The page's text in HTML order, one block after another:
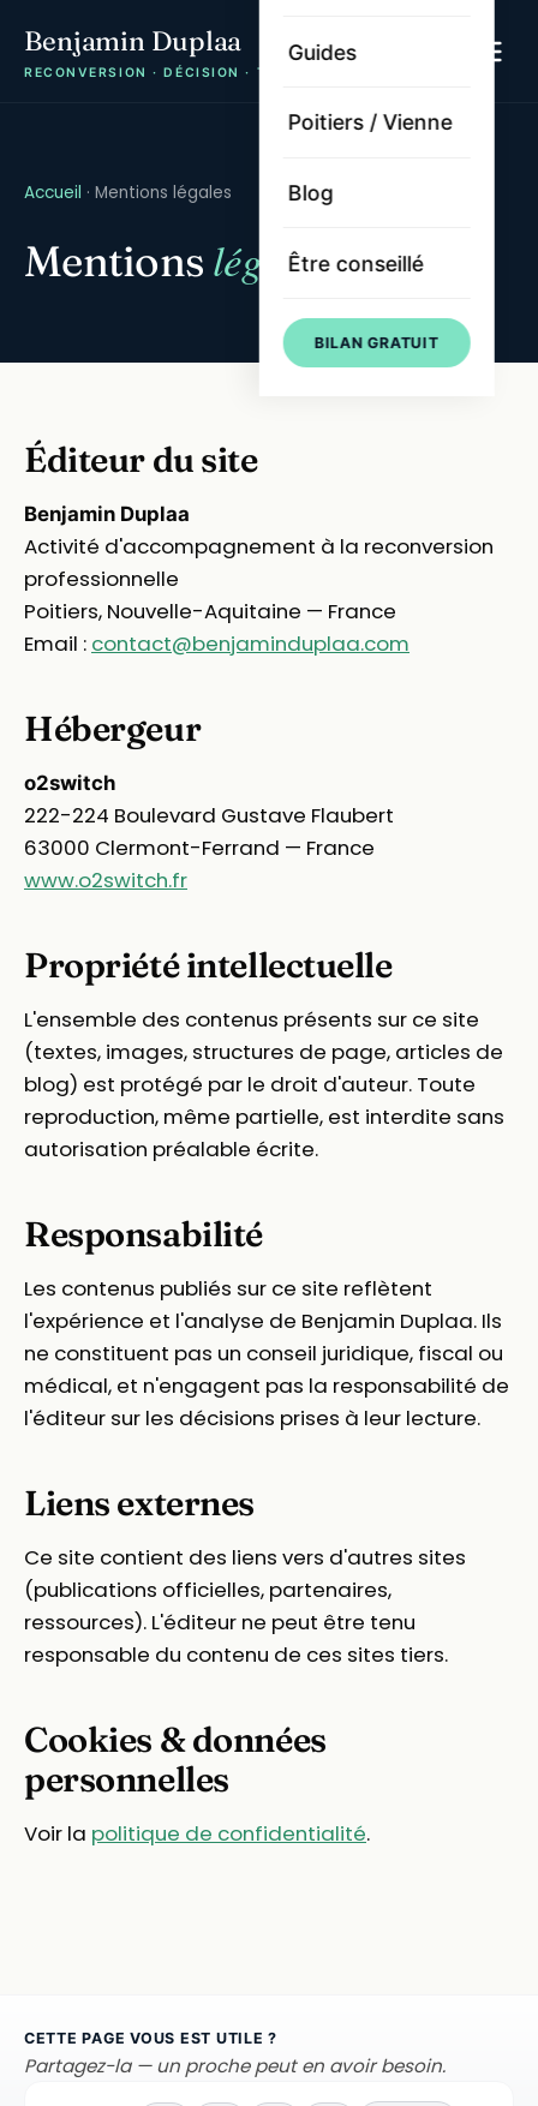
Benjamin Duplaa
RECONVERSION · DÉCISION · TRAJECTOIRE
Guides
Poitiers / Vienne
Blog
Être conseillé
BILAN GRATUIT
Accueil · Mentions légales
Mentions légales
Éditeur du site
Benjamin Duplaa
Activité d'accompagnement à la reconversion
professionnelle
Poitiers, Nouvelle-Aquitaine — France
Email : contact@benjaminduplaa.com
Hébergeur
o2switch
222-224 Boulevard Gustave Flaubert
63000 Clermont-Ferrand — France
www.o2switch.fr
Propriété intellectuelle
L'ensemble des contenus présents sur ce site
(textes, images, structures de page, articles de
blog) est protégé par le droit d'auteur. Toute
reproduction, même partielle, est interdite sans
autorisation préalable écrite.
Responsabilité
Les contenus publiés sur ce site reflètent
l'expérience et l'analyse de Benjamin Duplaa. Ils
ne constituent pas un conseil juridique, fiscal ou
médical, et n'engagent pas la responsabilité de
l'éditeur sur les décisions prises à leur lecture.
Liens externes
Ce site contient des liens vers d'autres sites
(publications officielles, partenaires,
ressources). L'éditeur ne peut être tenu
responsable du contenu de ces sites tiers.
Cookies & données
personnelles
Voir la politique de confidentialité.
CETTE PAGE VOUS EST UTILE ?
Partagez-la — un proche peut en avoir besoin.